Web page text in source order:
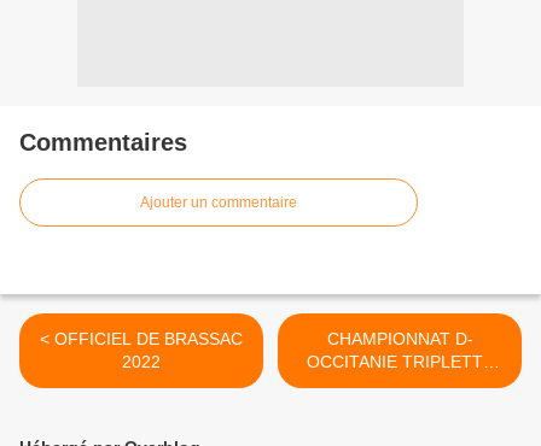
Commentaires
Ajouter un commentaire
< OFFICIEL DE BRASSAC
2022
CHAMPIONNAT D-
OCCITANIE TRIPLETTE
PROVENCAL 2022 >